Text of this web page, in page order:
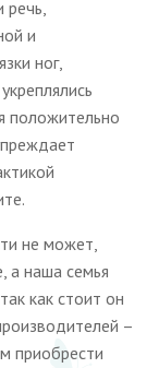
речь,
и
ног,
положительно
не может,
а наша семья
как стоит он
–
приобрести